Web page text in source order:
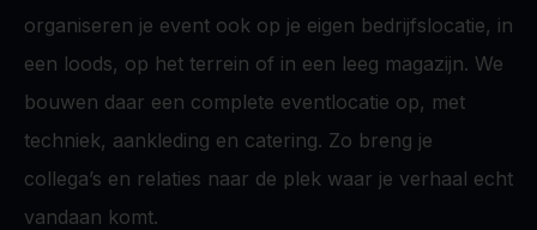
organiseren je event ook op je eigen bedrijfslocatie, in
een loods, op het terrein of in een leeg magazijn. We
bouwen daar een complete eventlocatie op, met
techniek, aankleding en catering. Zo breng je
collega’s en relaties naar de plek waar je verhaal echt
vandaan komt.